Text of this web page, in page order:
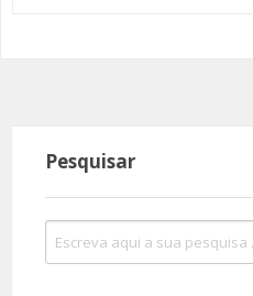
Pesquisar